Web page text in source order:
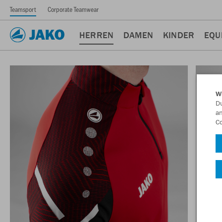
Teamsport Corporate Teamwear
HERREN DAMEN KINDER